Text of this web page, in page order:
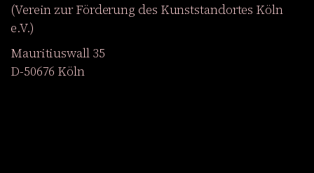
(Verein zur Förderung des Kunststandortes Köln
e.V.)
Mauritiuswall 35
D-50676 Köln